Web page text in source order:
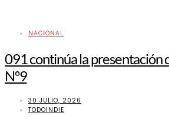
NACIONAL
091 continúa la presentación
Nº9
30 JULIO, 2026
TODOINDIE